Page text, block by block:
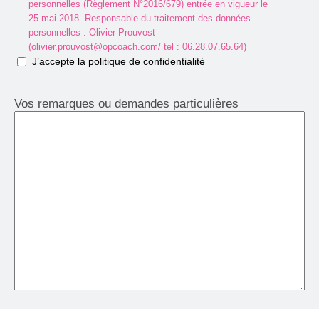
personnelles (Règlement N°2016/679) entrée en vigueur le
25 mai 2018. Responsable du traitement des données
personnelles : Olivier Prouvost
(olivier.prouvost@opcoach.com/ tel : 06.28.07.65.64)
J’accepte la politique de confidentialité
Vos remarques ou demandes particulières